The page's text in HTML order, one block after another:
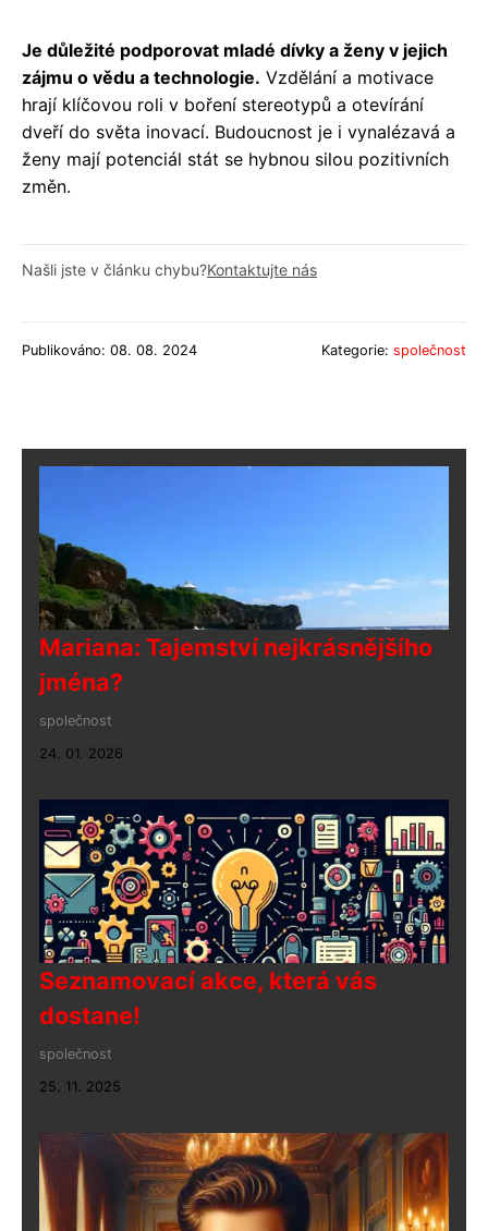
Je důležité podporovat mladé dívky a ženy v jejich
zájmu o vědu a technologie. Vzdělání a motivace
hrají klíčovou roli v boření stereotypů a otevírání
dveří do světa inovací. Budoucnost je i vynalézavá a
ženy mají potenciál stát se hybnou silou pozitivních
změn.
Našli jste v článku chybu?Kontaktujte nás
Publikováno: 08. 08. 2024 Kategorie: společnost
Mariana: Tajemství nejkrásnějšího
jména?
společnost
24. 01. 2026
Seznamovací akce, která vás
dostane!
společnost
25. 11. 2025